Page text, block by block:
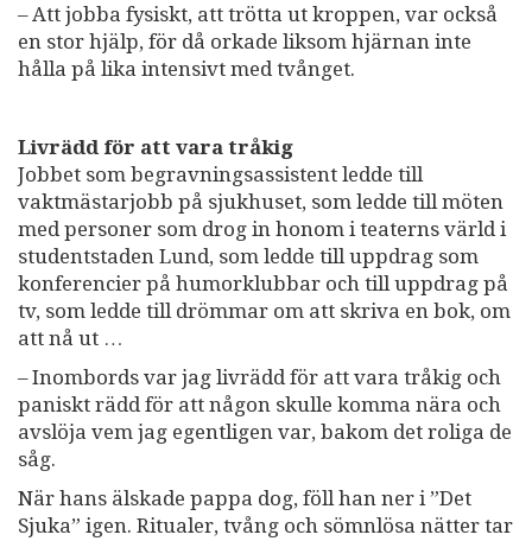
– Att jobba fysiskt, att trötta ut kroppen, var också
en stor hjälp, för då orkade liksom hjärnan inte
hålla på lika intensivt med tvånget.
Livrädd för att vara tråkig
Jobbet som begravningsassistent ledde till
vaktmästarjobb på sjukhuset, som ledde till möten
med personer som drog in honom i teaterns värld i
studentstaden Lund, som ledde till uppdrag som
konferencier på humorklubbar och till uppdrag på
tv, som ledde till drömmar om att skriva en bok, om
att nå ut …
– Inombords var jag livrädd för att vara tråkig och
paniskt rädd för att någon skulle komma nära och
avslöja vem jag egentligen var, bakom det roliga de
såg.
När hans älskade pappa dog, föll han ner i ”Det
Sjuka” igen. Ritualer, tvång och sömnlösa nätter tar